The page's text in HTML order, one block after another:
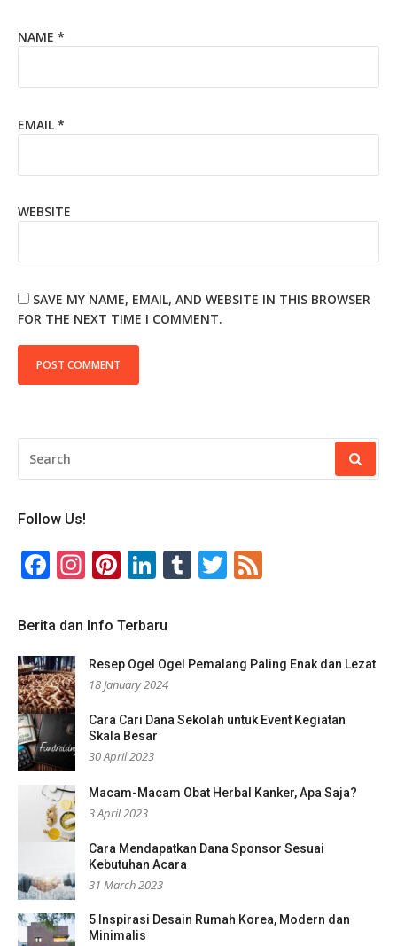
NAME *
EMAIL *
WEBSITE
SAVE MY NAME, EMAIL, AND WEBSITE IN THIS BROWSER
FOR THE NEXT TIME I COMMENT.
FOR:
Follow Us!
Facebook
Instagram
Pinterest
LinkedIn
TumblrTwitter
Berita dan Info Terbaru
Resep Ogel Ogel Pemalang Paling Enak dan Lezat
18 January 2024
Cara Cari Dana Sekolah untuk Event Kegiatan
Skala Besar
30 April 2023
Macam-Macam Obat Herbal Kanker, Apa Saja?
3 April 2023
Cara Mendapatkan Dana Sponsor Sesuai
Kebutuhan Acara
31 March 2023
5 Inspirasi Desain Rumah Korea, Modern dan
Minimalis